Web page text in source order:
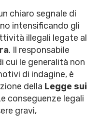
chiaro segnale di
intensificando gli
illegali legate al
. Il responsabile
cui le generalità non
di indagine, è
della Legge sui
conseguenze legali
gravi,